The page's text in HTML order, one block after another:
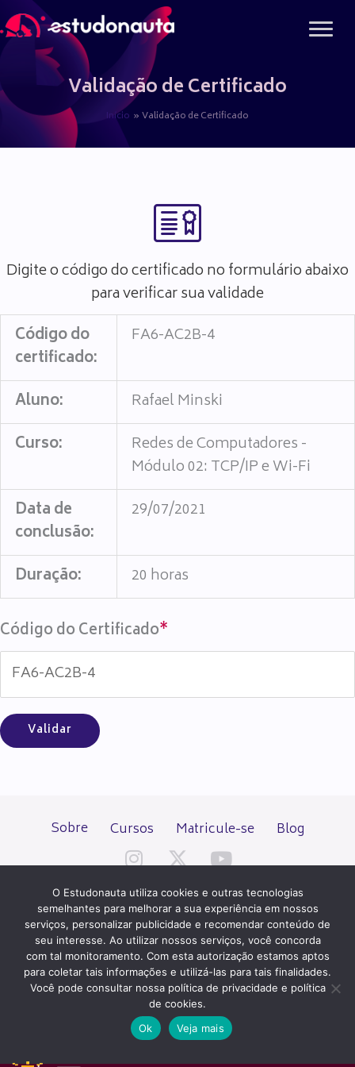
para
conteúdoValidação de Certificado
Início Validação de Certificado
Digite o código do certificado no formulário abaixo
para verificar sua validade
Código do
certificado:
FA6-AC2B-4
Aluno:
Rafael Minski
Curso:
Redes de Computadores -
Módulo 02: TCP/IP e Wi-Fi
Data de
conclusão:
29/07/2021
Duração: 20 horas
Código do Certificado*
Sobre Cursos Matricule-se Blog
Todos os direitos reservados desde 2000.
PATROCÍNIO E HOSPEDAGEM
O Estudonauta utiliza cookies e outras tecnologias
semelhantes para melhorar a sua experiência em nossos
serviços, personalizar publicidade e recomendar conteúdo de
seu interesse. Ao utilizar nossos serviços, você concorda
com tal monitoramento. Com esta autorização estamos aptos
para coletar tais informações e utilizá-las para tais finalidades.
Você pode consultar nossa política de privacidade e política
de cookies.
Ok
Veja mais